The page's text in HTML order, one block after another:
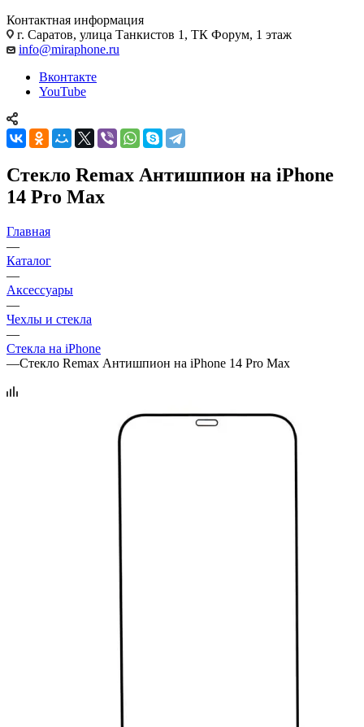
Контактная информация
г. Саратов, улица Танкистов 1, ТК Форум, 1 этаж
info@miraphone.ru
Вконтакте
YouTube
Стекло Remax Антишпион на iPhone
14 Pro Max
Главная
—
Каталог
—
Аксессуары
—
Чехлы и стекла
—
Стекла на iPhone
—Стекло Remax Антишпион на iPhone 14 Pro Max